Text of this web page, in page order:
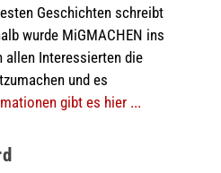
Geschichten schreibt
wurde MiGMACHEN ins
allen Interessierten die
und es
gibt es hier ...